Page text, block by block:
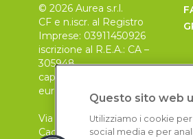
© 2026 Aurea s.r.l.
CF e n.iscr. al Registro
Imprese: 03911450926
iscrizione al R.E.A.: CA –
305948
capitale sociale 30.000
euro, i.v.
Via Pietro Leo n. 6
Cagliari
Questo sito web
Utilizziamo i cookie
social media e per